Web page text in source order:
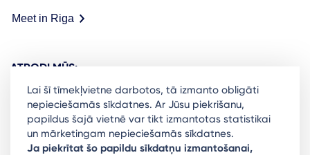
Meet in Riga
ATRODI MŪS:
Ready to stay in the loop on Rigas business
Lai šī tīmekļvietne darbotos, tā izmanto obligāti
nepieciešamās sīkdatnes. Ar Jūsu piekrišanu,
papildus šajā vietnē var tikt izmantotas statistikai
un mārketingam nepieciešamās sīkdatnes.
Ja piekrītat šo papildu sīkdatņu izmantošanai,